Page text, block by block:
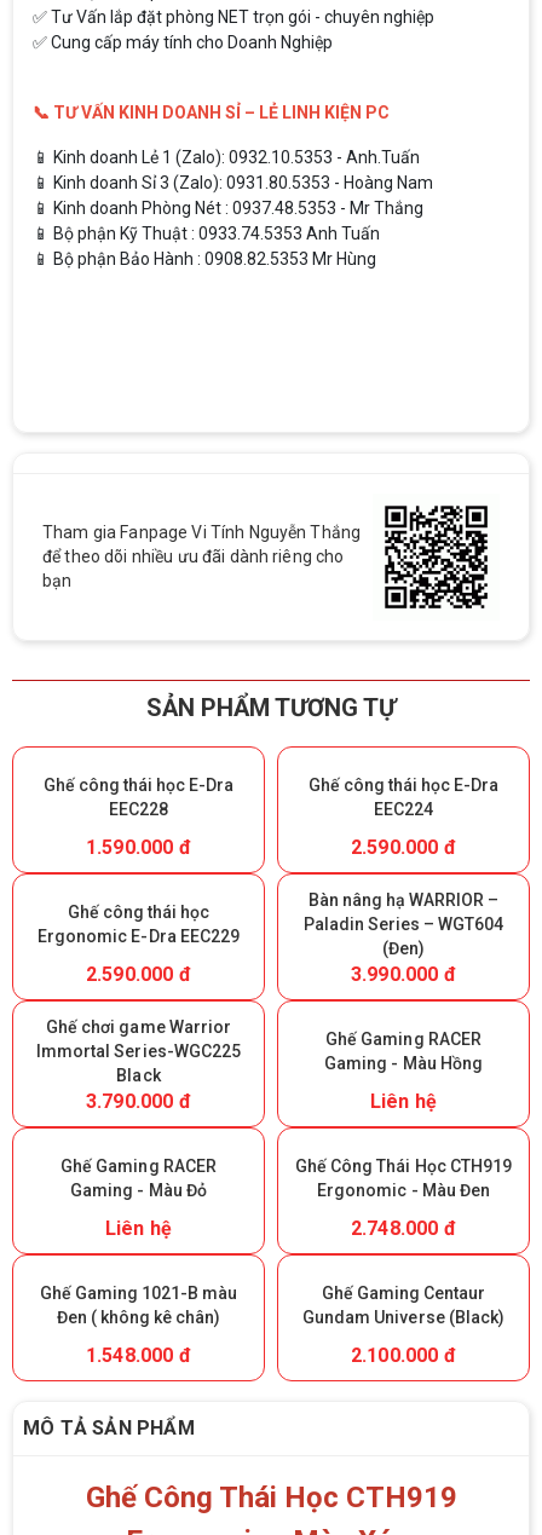
✅ Tư Vấn lắp đặt phòng NET trọn gói - chuyên nghiệp
✅ Cung cấp máy tính cho Doanh Nghiệp
📞 TƯ VẤN KINH DOANH SỈ – LẺ LINH KIỆN PC
📱 Kinh doanh Lẻ 1 (Zalo): 0932.10.5353 - Anh.Tuấn
📱 Kinh doanh Sỉ 3 (Zalo): 0931.80.5353 - Hoàng Nam
📱 Kinh doanh Phòng Nét : 0937.48.5353 - Mr Thắng
📱 Bộ phận Kỹ Thuật : 0933.74.5353 Anh Tuấn
📱 Bộ phận Bảo Hành : 0908.82.5353 Mr Hùng
Tham gia Fanpage Vi Tính Nguyễn Thắng
để theo dõi nhiều ưu đãi dành riêng cho
bạn
SẢN PHẨM TƯƠNG TỰ
Ghế công thái học E-Dra
EEC228
1.590.000 đ
Ghế công thái học E-Dra
EEC224
2.590.000 đ
Ghế công thái học
Ergonomic E-Dra EEC229
2.590.000 đ
Bàn nâng hạ WARRIOR –
Paladin Series – WGT604
(Đen)
3.990.000 đ
Ghế chơi game Warrior
lmmortal Series-WGC225
Black
3.790.000 đ
Ghế Gaming RACER
Gaming - Màu Hồng
Liên hệ
Ghế Gaming RACER
Gaming - Màu Đỏ
Liên hệ
Ghế Công Thái Học CTH919
Ergonomic - Màu Đen
2.748.000 đ
Ghế Gaming 1021-B màu
Đen ( không kê chân)
1.548.000 đ
Ghế Gaming Centaur
Gundam Universe (Black)
2.100.000 đ
MÔ TẢ SẢN PHẨM
Ghế Công Thái Học CTH919